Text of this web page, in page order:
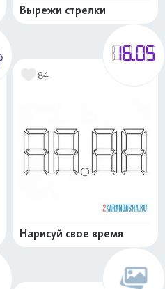
Вырежи стрелки
84
Нарисуй свое время